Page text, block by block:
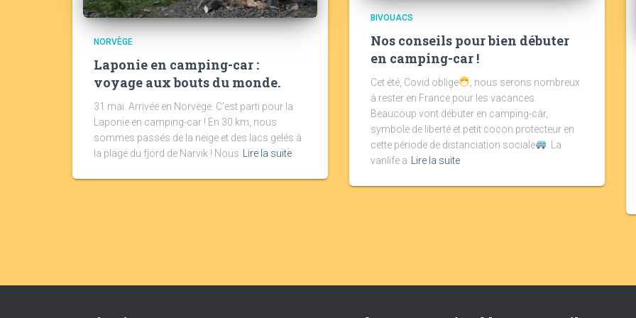
NORVÈGE
Laponie en camping-car :
voyage aux bouts du monde.
31 mai. Arrivée en Norvège. C’est parti pour la
Laponie en camping-car ! En 30 km, nous
sommes passés de la neige et des lacs gelés à
la plage du fjord de Narvik ! Nous
Lire la suite
BIVOUACS
Nos conseils pour bien débuter
en camping-car !
Cet été, Covid oblige
, nous serons nombreux
à rester en France pour les vacances.
Beaucoup vont débuter en camping-car,
symbole de liberté et petit cocon protecteur en
cette période de distanciation sociale
. La
vanlife a Lire la suite